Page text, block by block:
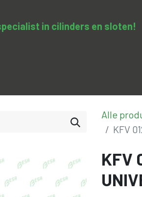
in cilinders en sloten​!
Alle
KFV
KFV